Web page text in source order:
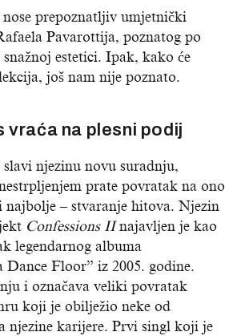
prepoznatljiv umjetnički
Pavarottija, poznatog po
estetici. Ipak, kako će
još nam nije poznato.
vraća na plesni podij
njezinu novu suradnju,
prate povratak na ono
najbolje – stvaranje hitova. Njezin
Confessions IInajavljen je kao
legendarnog albuma
Dance Floor” iz 2005. godine.
i označava veliki povratak
koji je obilježio neke od
njezine karijere. Prvi singl koji je